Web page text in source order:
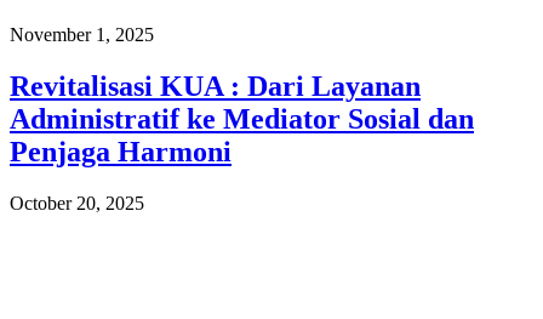
November 1, 2025
Revitalisasi KUA : Dari Layanan
Administratif ke Mediator Sosial dan
Penjaga Harmoni
October 20, 2025